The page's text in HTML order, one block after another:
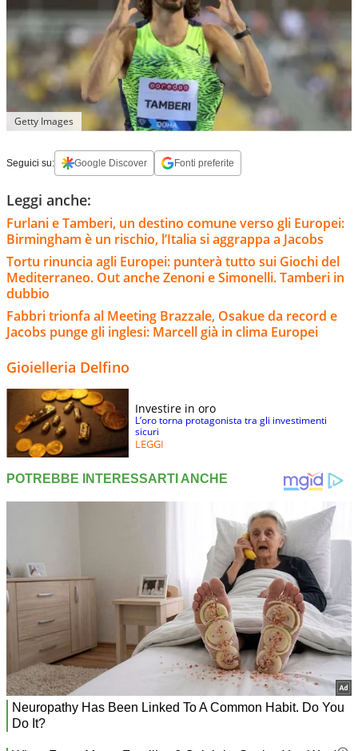
Getty Images
Seguici su: Google Discover Fonti preferite
Leggi anche:
Furlani e Tamberi, un destino comune verso gli Europei:
Birmingham è un rischio, l’Italia si aggrappa a Jacobs
Tortu rinuncia agli Europei: punterà tutto sui Giochi del
Mediterraneo. Out anche Zenoni e Simonelli. Tamberi in
dubbio
Fabbri trionfa al Meeting Brazzale, Osakue da record e
Jacobs punge gli inglesi: Marcell già in clima Europei
Gioielleria Delfino
Investire in oro
L’oro torna protagonista tra gli investimenti
sicuri
LEGGI